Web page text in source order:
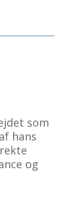
som
hans
og